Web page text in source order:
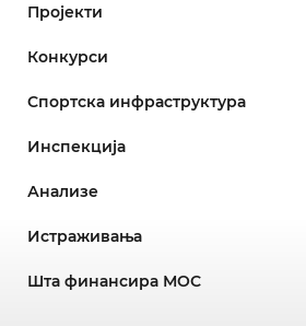
Пројекти
Конкурси
Спортска инфраструктура
Инспекција
Анализе
Истраживања
Шта финансира МОС